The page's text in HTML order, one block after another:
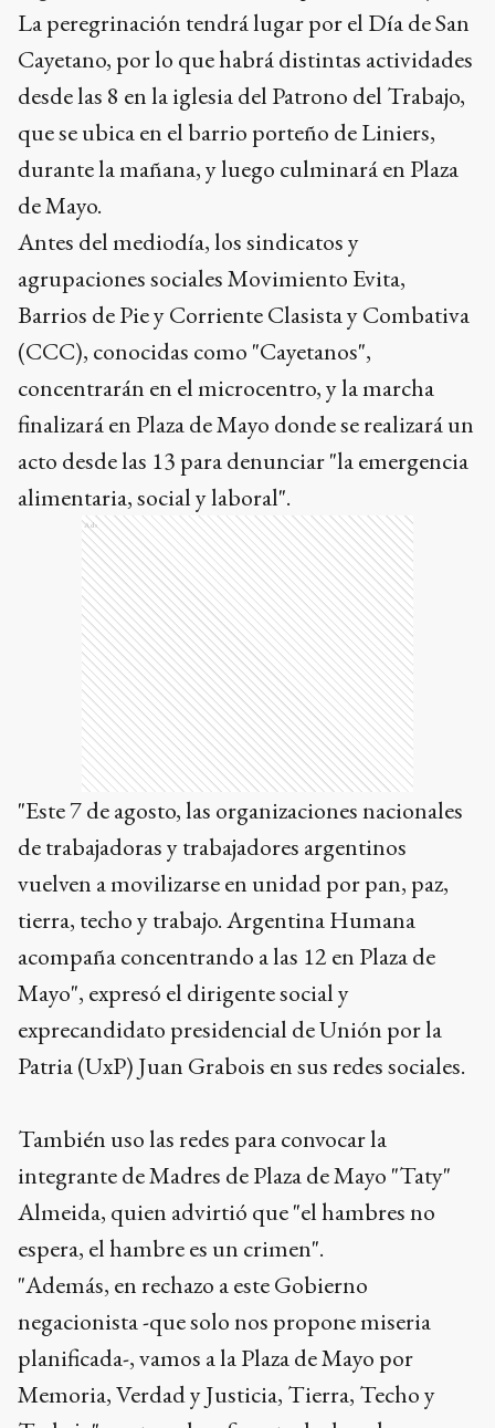
La peregrinación tendrá lugar por el Día de San
Cayetano, por lo que habrá distintas actividades
desde las 8 en la iglesia del Patrono del Trabajo,
que se ubica en el barrio porteño de Liniers,
durante la mañana, y luego culminará en Plaza
de Mayo.
Antes del mediodía, los sindicatos y
agrupaciones sociales Movimiento Evita,
Barrios de Pie y Corriente Clasista y Combativa
(CCC), conocidas como "Cayetanos",
concentrarán en el microcentro, y la marcha
finalizará en Plaza de Mayo donde se realizará un
acto desde las 13 para denunciar "la emergencia
alimentaria, social y laboral".
Ads
"Este 7 de agosto, las organizaciones nacionales
de trabajadoras y trabajadores argentinos
vuelven a movilizarse en unidad por pan, paz,
tierra, techo y trabajo. Argentina Humana
acompaña concentrando a las 12 en Plaza de
Mayo", expresó el dirigente social y
exprecandidato presidencial de Unión por la
Patria (UxP) Juan Grabois en sus redes sociales.
También uso las redes para convocar la
integrante de Madres de Plaza de Mayo "Taty"
Almeida, quien advirtió que "el hambres no
espera, el hambre es un crimen".
"Además, en rechazo a este Gobierno
negacionista -que solo nos propone miseria
planificada-, vamos a la Plaza de Mayo por
Memoria, Verdad y Justicia, Tierra, Techo y